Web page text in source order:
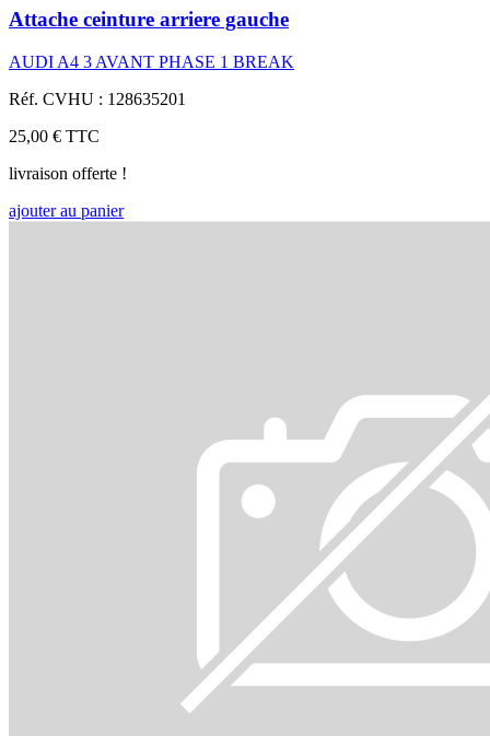
Attache ceinture arriere gauche
AUDI A4 3 AVANT PHASE 1 BREAK
Réf. CVHU : 128635201
25,00 € TTC
livraison offerte !
ajouter au panier